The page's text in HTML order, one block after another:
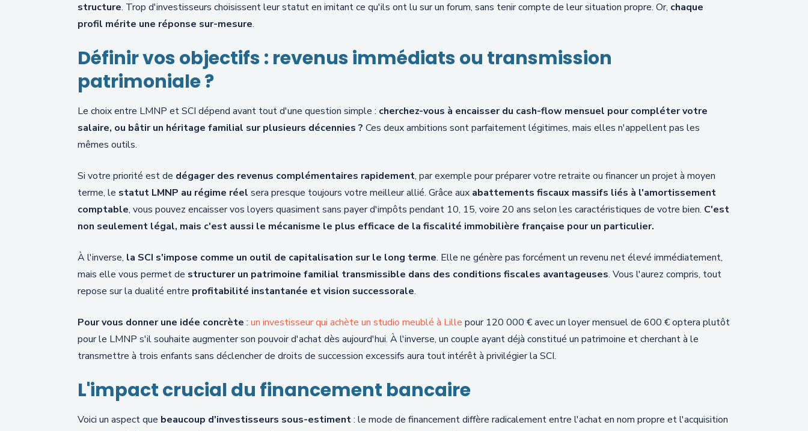
structure. Trop d'investisseurs choisissent leur statut en imitant ce qu'ils ont lu sur un forum, sans tenir compte de leur situation propre. Or, chaque
profil mérite une réponse sur-mesure.
Définir vos objectifs : revenus immédiats ou transmission
patrimoniale ?
Le choix entre LMNP et SCI dépend avant tout d'une question simple : cherchez-vous à encaisser du cash-flow mensuel pour compléter votre
salaire, ou bâtir un héritage familial sur plusieurs décennies ? Ces deux ambitions sont parfaitement légitimes, mais elles n'appellent pas les
mêmes outils.
Si votre priorité est de dégager des revenus complémentaires rapidement, par exemple pour préparer votre retraite ou financer un projet à moyen
terme, le statut LMNP au régime réel sera presque toujours votre meilleur allié. Grâce aux abattements fiscaux massifs liés à l'amortissement
comptable, vous pouvez encaisser vos loyers quasiment sans payer d'impôts pendant 10, 15, voire 20 ans selon les caractéristiques de votre bien. C'est
non seulement légal, mais c'est aussi le mécanisme le plus efficace de la fiscalité immobilière française pour un particulier.
À l'inverse, la SCI s'impose comme un outil de capitalisation sur le long terme. Elle ne génère pas forcément un revenu net élevé immédiatement,
mais elle vous permet de structurer un patrimoine familial transmissible dans des conditions fiscales avantageuses. Vous l'aurez compris, tout
repose sur la dualité entre profitabilité instantanée et vision successorale.
Pour vous donner une idée concrète : un investisseur qui achète un studio meublé à Lille pour 120 000 € avec un loyer mensuel de 600 € optera plutôt
pour le LMNP s'il souhaite augmenter son pouvoir d'achat dès aujourd'hui. À l'inverse, un couple ayant déjà constitué un patrimoine et cherchant à le
transmettre à trois enfants sans déclencher de droits de succession excessifs aura tout intérêt à privilégier la SCI.
L'impact crucial du financement bancaire
Voici un aspect que beaucoup d'investisseurs sous-estiment: le mode de financement diffère radicalement entre l'achat en nom propre et l'acquisition